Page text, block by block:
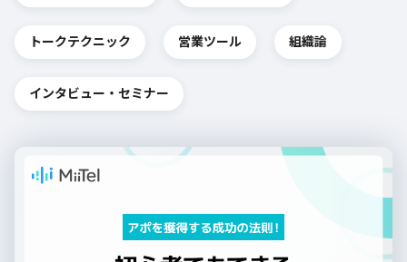
トークテクニック 営業ツール 組織論
インタビュー・セミナー